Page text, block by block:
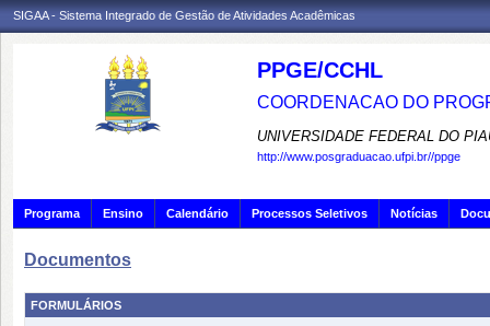
SIGAA - Sistema Integrado de Gestão de Atividades Acadêmicas
PPGE/CCHL
COORDENACAO DO
UNIVERSIDADE FEDERAL DO
http://www.posgraduacao.ufpi.br//ppge
Programa Ensino Calendário Processos Seletivos Notícias
Documentos
FORMULÁRIOS